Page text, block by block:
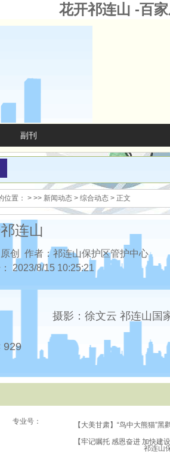
花开祁连山 -百
副刊
位置： > >> 新闻动态 > 综合动态 > 正文
连山
创 作者：祁连山保护区管护中心
2023/8/15 10:25:21
摄影：徐文云 祁连山国
929
专业号：
祁连山
【大美甘肃】“鸟中大熊猫”黑
【牢记嘱托 感恩奋进 加快建